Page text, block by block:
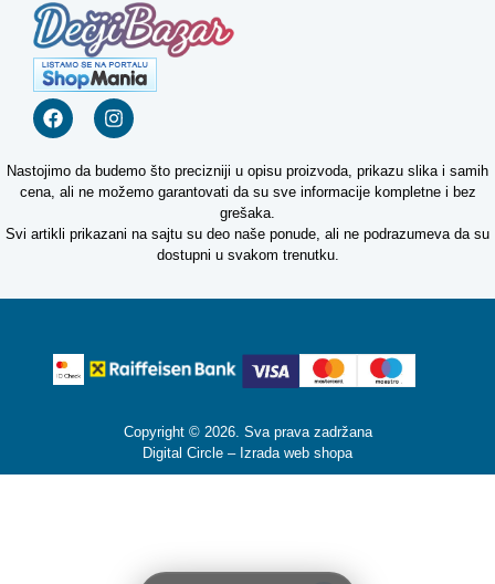
Nastojimo da budemo što precizniji u opisu proizvoda, prikazu slika i samih
cena, ali ne možemo garantovati da su sve informacije kompletne i bez
grešaka.
Svi artikli prikazani na sajtu su deo naše ponude, ali ne podrazumeva da su
dostupni u svakom trenutku.
Copyright © 2026. Sva prava zadržana
Digital Circle – Izrada web shopa